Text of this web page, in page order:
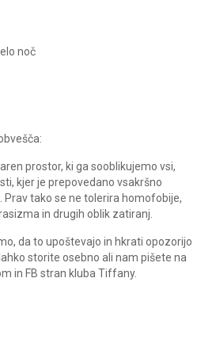
noč
prostor, ki ga sooblikujemo vsi,
kjer je prepovedano vsakršno
Prav tako se ne tolerira homofobije,
in drugih oblik zatiranj.
da to upoštevajo in hkrati opozorijo
storite osebno ali nam pišete na
in FB stran kluba Tiffany.